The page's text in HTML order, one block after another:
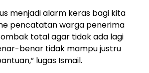
menjadi alarm keras bagi kita
pencatatan warga penerima
total agar tidak ada lagi
benar tidak mampu justru
lugas Ismail.